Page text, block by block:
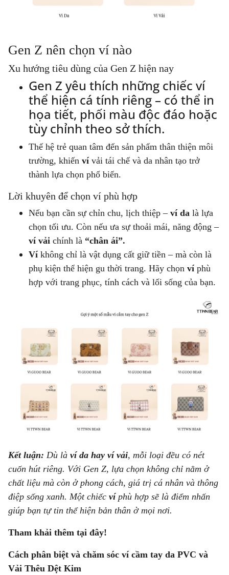
Gen Z nên chọn ví nào
Xu hướng tiêu dùng của Gen Z hiện nay
Gen Z yêu thích những chiếc ví
thể hiện cá tính riêng – có thể in
họa tiết, phối màu độc đáo hoặc
tùy chỉnh theo sở thích.
Thế hệ trẻ quan tâm đến sản phẩm thân thiện môi
trường, khiến ví vải tái chế và da nhân tạo trở
thành lựa chọn phổ biến.
Lời khuyên để chọn ví phù hợp
Nếu bạn cần sự chỉn chu, lịch thiệp –ví da là lựa
chọn tối ưu. Còn nếu ưa sự thoải mái, năng động –
ví vải chính là “chân ái”.
Ví không chỉ là vật dụng cất giữ tiền – mà còn là
phụ kiện thể hiện gu thời trang. Hãy chọn ví phù
hợp với trang phục, tính cách và lối sống của bạn.
Kết luận: Dù là ví da hay ví vải, mỗi loại đều có nét
cuốn hút riêng. Với Gen Z, lựa chọn không chỉ nằm ở
chất liệu mà còn ở phong cách, giá trị cá nhân và thông
điệp sống xanh. Một chiếc ví phù hợp sẽ là điểm nhấn
giúp bạn tự tin thể hiện bản thân ở mọi nơi.
Tham khải thêm tại đây!
Cách phân biệt và chăm sóc ví cầm tay da PVC và
Vải Thêu Dệt Kim